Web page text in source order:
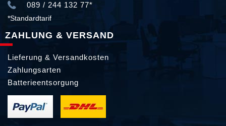
089 / 244 132 77*
*Standardtarif
ZAHLUNG & VERSAND
Lieferung & Versandkosten
Zahlungsarten
Batterieentsorgung